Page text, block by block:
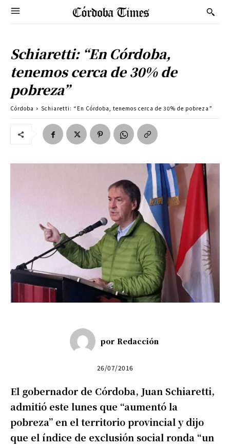
Schiaretti: “En Córdoba,
tenemos cerca de 30% de
pobreza”
Córdoba Schiaretti: “En Córdoba, tenemos cerca de 30% de pobreza”
por Redacción
26/07/2016
El gobernador de Córdoba, Juan Schiaretti,
admitió este lunes que “aumentó la
pobreza” en el territorio provincial y dijo
que el índice de exclusión social ronda “un